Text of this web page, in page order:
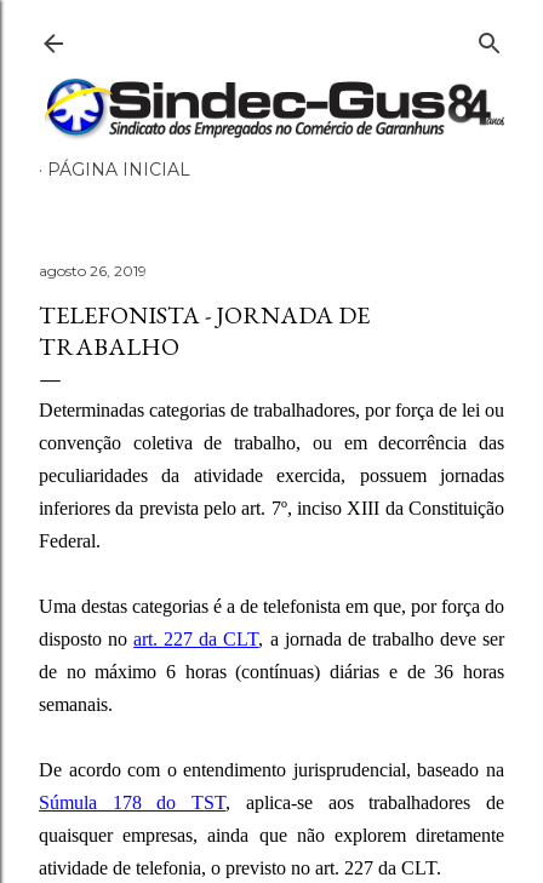
PÁGINA INICIAL
agosto 26, 2019
TELEFONISTA - JORNADA DE
TRABALHO
Determinadas categorias de trabalhadores, por força de lei ou
convenção coletiva de trabalho, ou em decorrência das
peculiaridades da atividade exercida, possuem jornadas
inferiores da prevista pelo art. 7º, inciso XIII da Constituição
Federal.
Uma destas categorias é a de telefonista em que, por força do
disposto noart. 227 da CLT, a jornada de trabalho deve ser
de no máximo 6 horas (contínuas) diárias e de 36 horas
semanais.
De acordo com o entendimento jurisprudencial, baseado na
Súmula 178 do TST, aplica-se aos trabalhadores de
quaisquer empresas, ainda que não explorem diretamente
atividade de telefonia, o previsto no art. 227 da CLT.